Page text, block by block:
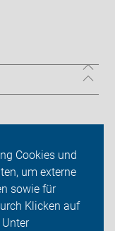
Cookies und
um externe
sowie für
Klicken auf
Unter